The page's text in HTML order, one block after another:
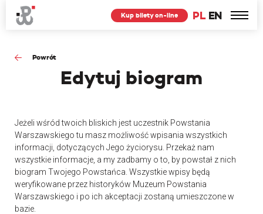
PL EN
Kup bilety on-line
Powrót
Edytuj biogram
Jeżeli wśród twoich bliskich jest uczestnik Powstania
Warszawskiego tu masz możliwość wpisania wszystkich
informacji, dotyczących Jego życiorysu. Przekaż nam
wszystkie informacje, a my zadbamy o to, by powstał z nich
biogram Twojego Powstańca. Wszystkie wpisy będą
weryfikowane przez historyków Muzeum Powstania
Warszawskiego i po ich akceptacji zostaną umieszczone w
bazie.